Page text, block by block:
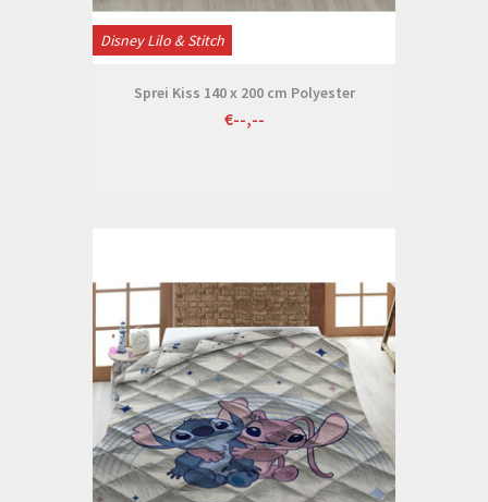
Disney Lilo & Stitch
Sprei Kiss 140 x 200 cm Polyester
€--,--